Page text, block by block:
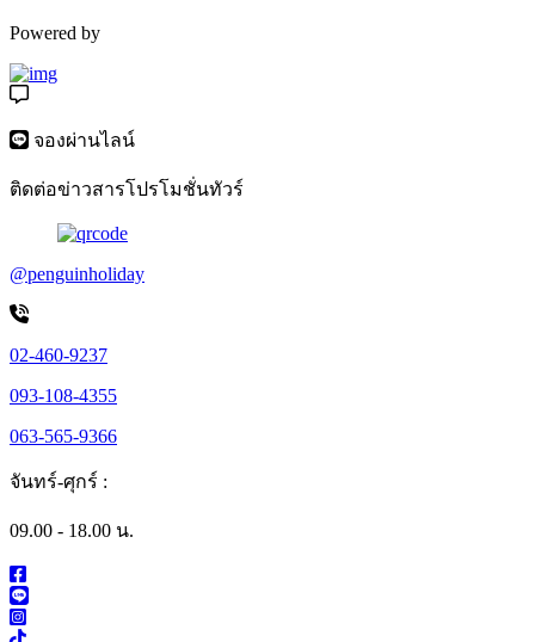
Powered by
จองผ่านไลน์
ติดต่อข่าวสารโปรโมชั่นทัวร์
@penguinholiday
02-460-9237
093-108-4355
063-565-9366
จันทร์-ศุกร์ :
09.00 - 18.00 น.